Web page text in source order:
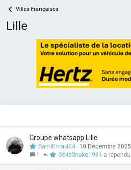
Villes Françaises
Lille
Groupe whatsapp Lille
SamiError404
10 Décembre 2025
1
SolidSnake1981